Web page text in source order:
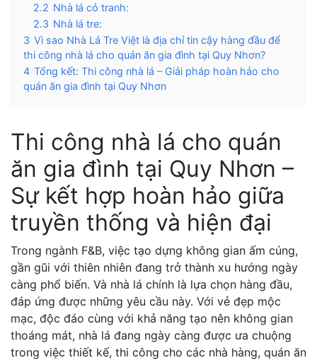
2.2 Nhà lá cỏ tranh:
2.3 Nhà lá tre:
3 Vì sao Nhà Lá Tre Việt là địa chỉ tin cậy hàng đầu để
thi công nhà lá cho quán ăn gia đình tại Quy Nhơn?
4 Tổng kết: Thi công nhà lá – Giải pháp hoàn hảo cho
quán ăn gia đình tại Quy Nhơn
Thi công nhà lá cho quán
ăn gia đình tại Quy Nhơn –
Sự kết hợp hoàn hảo giữa
truyền thống và hiện đại
Trong ngành F&B, việc tạo dựng không gian ấm cúng,
gần gũi với thiên nhiên đang trở thành xu hướng ngày
càng phổ biến. Và nhà lá chính là lựa chọn hàng đầu,
đáp ứng được những yêu cầu này. Với vẻ đẹp mộc
mạc, độc đáo cùng với khả năng tạo nên không gian
thoáng mát, nhà lá đang ngày càng được ưa chuộng
trong việc thiết kế, thi công cho các nhà hàng, quán ăn